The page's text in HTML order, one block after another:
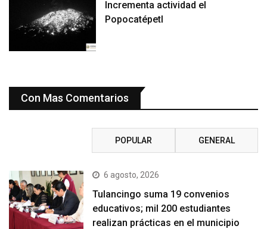
Incrementa actividad el
Popocatépetl
Con Mas Comentarios
POPULAR GENERAL
6 agosto, 2026
Tulancingo suma 19 convenios
educativos; mil 200 estudiantes
realizan prácticas en el municipio